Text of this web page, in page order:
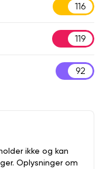
116
119
92
ikke og kan
Oplysninger om